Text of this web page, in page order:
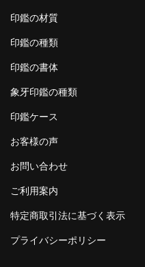
印鑑の材質
印鑑の種類
印鑑の書体
象牙印鑑の種類
印鑑ケース
お客様の声
お問い合わせ
ご利用案内
特定商取引法に基づく表示
プライバシーポリシー